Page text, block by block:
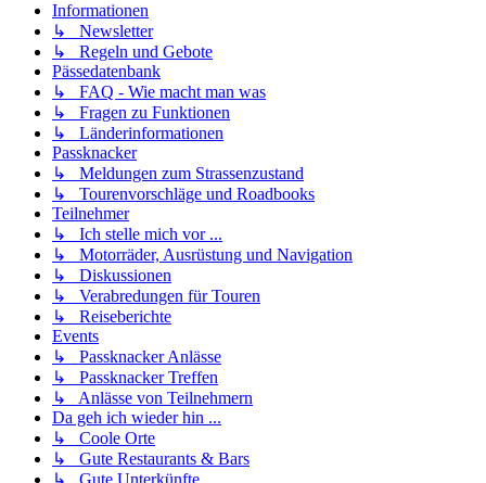
Informationen
↳ Newsletter
↳ Regeln und Gebote
Pässedatenbank
↳ FAQ - Wie macht man was
↳ Fragen zu Funktionen
↳ Länderinformationen
Passknacker
↳ Meldungen zum Strassenzustand
↳ Tourenvorschläge und Roadbooks
Teilnehmer
↳ Ich stelle mich vor ...
↳ Motorräder, Ausrüstung und Navigation
↳ Diskussionen
↳ Verabredungen für Touren
↳ Reiseberichte
Events
↳ Passknacker Anlässe
↳ Passknacker Treffen
↳ Anlässe von Teilnehmern
Da geh ich wieder hin ...
↳ Coole Orte
↳ Gute Restaurants & Bars